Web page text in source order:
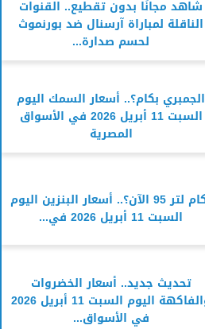
شاهد مجانًا بدون تقطيع.. القنوات
الناقلة لمباراة آرسنال ضد بورنموث
لحسم صدارة...
الجمبري بكام؟.. أسعار السمك اليوم
السبت 11 أبريل 2026 في الأسواق
المصرية
بكام لتر 95 الآن؟.. أسعار البنزين اليوم
السبت 11 أبريل 2026 في...
تحديث جديد.. أسعار الخضروات
والفاكهة اليوم السبت 11 أبريل 2026
في الأسواق...